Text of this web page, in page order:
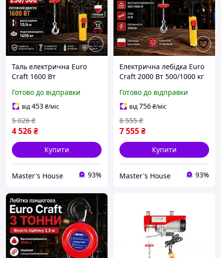
Таль електрична Euro
Craft 1600 Вт
електричний 250/500 кг
канат 12 м Електрична
лебідка Польща
Готово до відправки
від453₴/міс
4 526₴
5 026 ₴
Купити
Master's House 93%
Електрична лебідка Euro
Craft 2000 Вт 500/1000 кг
таль Асинхронний двигун
Захисний перемикач
Готово до відправки
від756₴/міс
7 555₴
8 555 ₴
Купити
Master's House 93%